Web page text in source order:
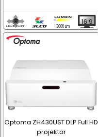
3000 Lm
16:9
Optoma ZH430UST DLP Full HD
projektor